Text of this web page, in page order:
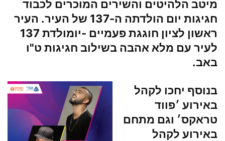
מיטב הלהיטים והשירים המוכרים לכבוד
חגיגות יום הולדתה ה-137 של העיר. העיר
ראשון לציון חוגגת פעמיים -יומולדת 137
לעיר עם מלא אהבה בשילוב חגיגות ט"ו
באב.
בנוסף יחכו לקהל
באירוע ׳פווד
טראקס׳ וגם מתחם
באירוע לקהל